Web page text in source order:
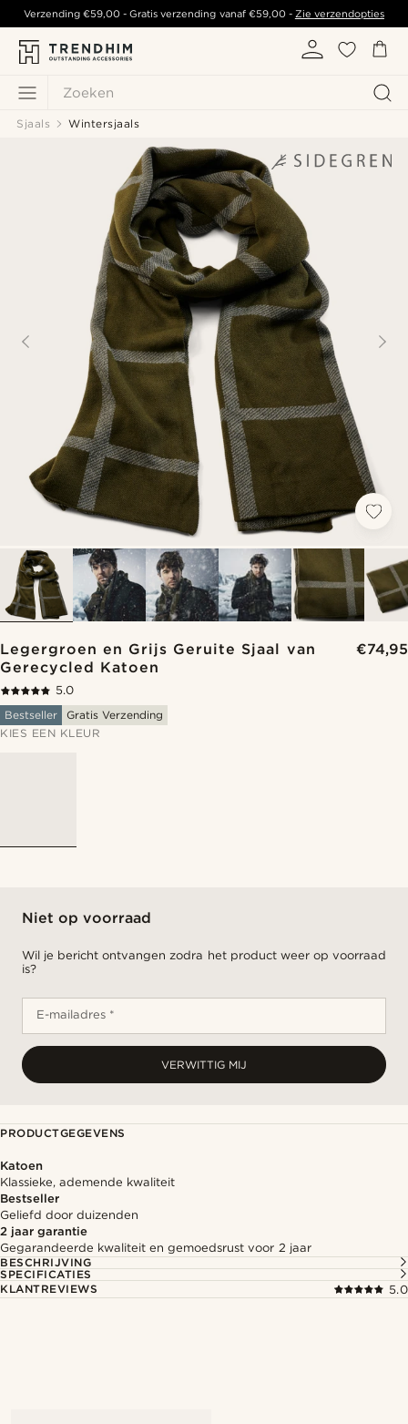
Zoeken
Verzending€59,00 - Gratis verzending vanaf €59,00- Zie verzendopties
Sjaals Wintersjaals
Legergroen en Grijs Geruite Sjaal van
Gerecycled Katoen
€74,95
5.0
Bestseller
Gratis Verzending
KIES EEN KLEUR
Niet op voorraad
Wil je bericht ontvangen zodra het product weer op voorraad
is?
E-mailadres *
VERWITTIG MIJ
PRODUCTGEGEVENS
Katoen
Klassieke, ademende kwaliteit
Bestseller
Geliefd door duizenden
2 jaar garantie
Gegarandeerde kwaliteit en gemoedsrust voor 2 jaar
BESCHRIJVING
SPECIFICATIES
KLANTREVIEWS
5.0